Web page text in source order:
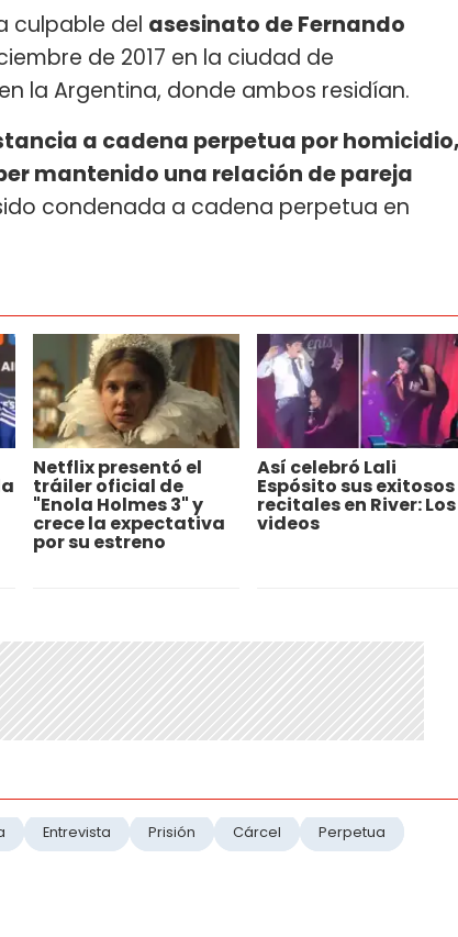
culpable del asesinato de Fernando
de 2017 en la ciudad de
la Argentina, donde ambos residían.
a cadena perpetua por
mantenido una relación de pareja
condenada a cadena perpetua en
Netflix presentó el
tráiler oficial de
"Enola Holmes 3" y
crece la expectativa
por su estreno
Así celebró Lali
Espósito sus exitosos
recitales en River: Los
videos
Entrevista Prisión Cárcel
Perpetua